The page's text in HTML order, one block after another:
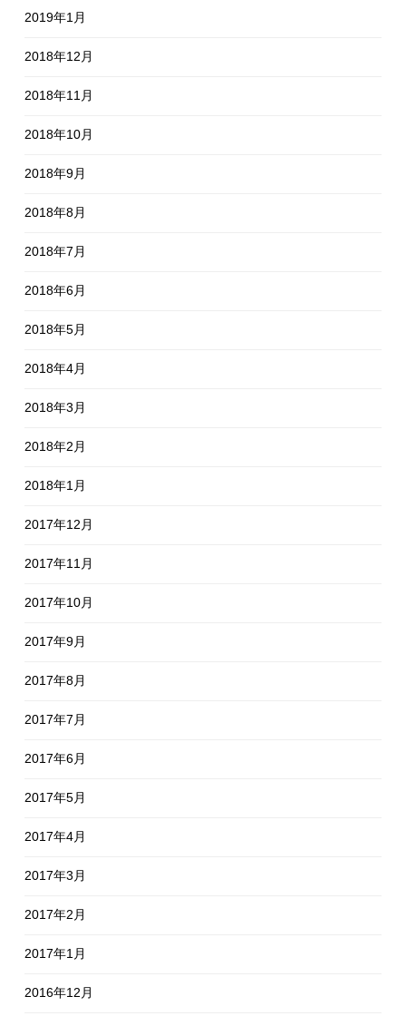
2019年1月
2018年12月
2018年11月
2018年10月
2018年9月
2018年8月
2018年7月
2018年6月
2018年5月
2018年4月
2018年3月
2018年2月
2018年1月
2017年12月
2017年11月
2017年10月
2017年9月
2017年8月
2017年7月
2017年6月
2017年5月
2017年4月
2017年3月
2017年2月
2017年1月
2016年12月